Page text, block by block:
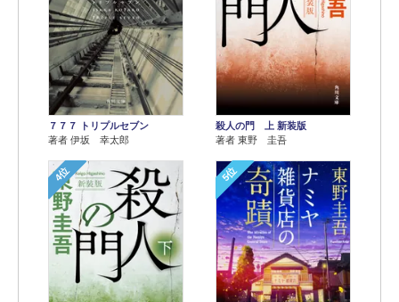
７７７ トリプルセブン
著者 伊坂 幸太郎
殺人の門 上 新装版
著者 東野 圭吾
4位 5位